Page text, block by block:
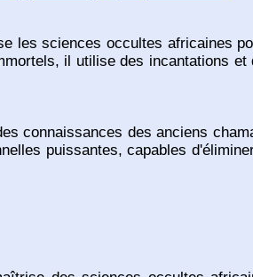
les sciences occultes africaines
il utilise des incantations et
connaissances des anciens
puissantes, capables